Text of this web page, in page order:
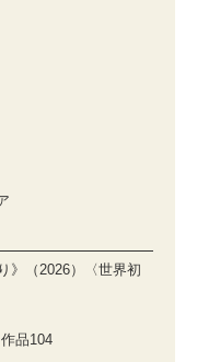
》（2026）〈世界初
品104